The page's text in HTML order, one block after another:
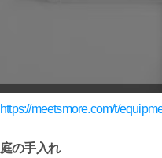
https://meetsmore.com/t/
庭の手入れ